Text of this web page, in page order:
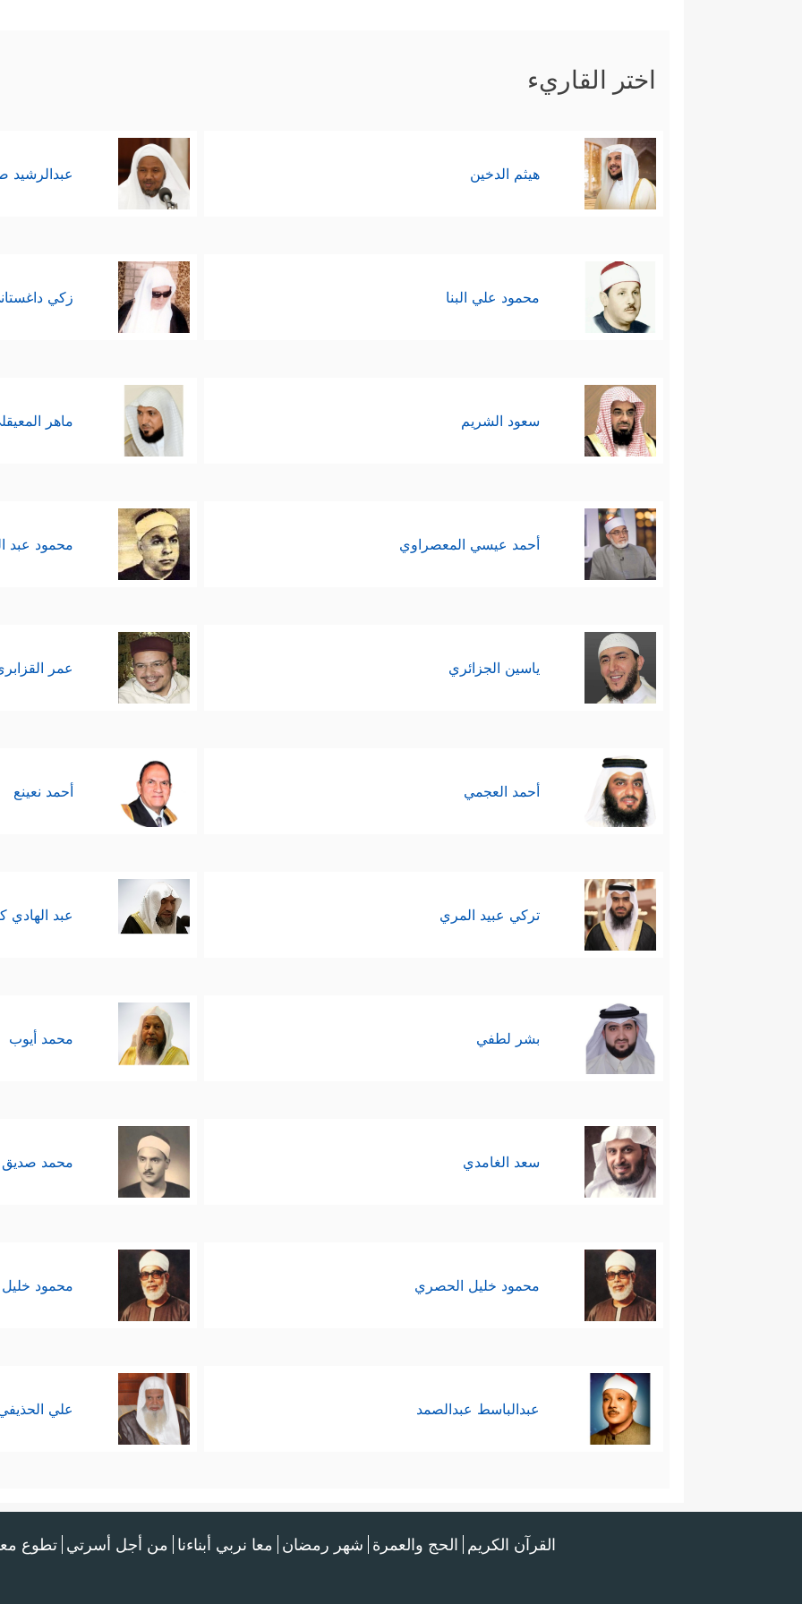
ٱجۡعَلۡنِی مُقِیمَ ٱلصَّلَوٰةِ وَمِن ذُرِّیَّتِیۚ﴾
رابعًا: تثبيت قلوب المؤمنين ومدُّهم بمقوِّمات الثقة وهم يواجهون صَولة الباطل
یَعۡمَلُ ٱلظَّـٰلِمُونَۚ ﴾
، ثم يلتفت بالخطاب إلى هؤلاء الظالمين أنفسهم:﴿وَسَكَنتُمۡ فِی مَسَـٰكِنِ
﴾.
اختر القاريء
هيثم الدخين عبدالرشيد
محمود علي البنا زكي
سعود الشريم ماهر
أحمد عيسي المعصراوي محمود عبد
ياسين الجزائري عمر
أحمد العجمي أحمد نعينع
تركي عبيد المري عبد الهادي
بشر لطفي محمد أيوب
سعد الغامدي محمد صديق
محمود خليل الحصري محمود
عبدالباسط عبدالصمد علي
القرآن الكريم الحج والعمرة شهر رمضان معا نربي أبناءنا من أجل أسرتي تطوع